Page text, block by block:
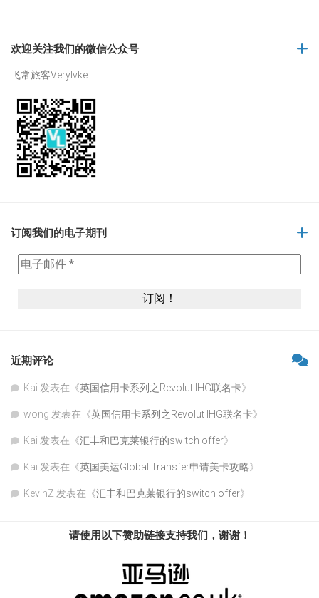
欢迎关注我们的微信公众号
飞常旅客Verylvke
订阅我们的电子期刊
近期评论
Kai 发表在《英国信用卡系列之Revolut IHG联名卡》
wong 发表在《英国信用卡系列之Revolut IHG联名卡》
Kai 发表在《汇丰和巴克莱银行的switch offer》
Kai 发表在《英国美运Global Transfer申请美卡攻略》
KevinZ 发表在《汇丰和巴克莱银行的switch offer》
请使用以下赞助链接支持我们，谢谢！